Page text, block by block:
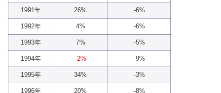
1991年 26% -6%
1992年 4% -6%
1993年 7% -5%
1994年 -2% -9%
1995年 34% -3%
1996年 20% -8%